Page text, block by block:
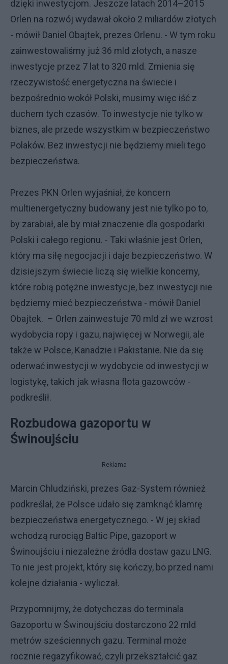
dzięki inwestycjom. Jeszcze latach 2014–2015
Orlen na rozwój wydawał około 2 miliardów złotych
- mówił Daniel Obajtek, prezes Orlenu. - W tym roku
zainwestowaliśmy już 36 mld złotych, a nasze
inwestycje przez 7 lat to 320 mld. Zmienia się
rzeczywistość energetyczna na świecie i
bezpośrednio wokół Polski, musimy więc iść z
duchem tych czasów. To inwestycje nie tylko w
biznes, ale przede wszystkim w bezpieczeństwo
Polaków. Bez inwestycji nie będziemy mieli tego
bezpieczeństwa.
Prezes PKN Orlen wyjaśniał, że koncern
multienergetyczny budowany jest nie tylko po to,
by zarabiał, ale by miał znaczenie dla gospodarki
Polski i całego regionu. - Taki właśnie jest Orlen,
który ma siłę negocjacji i daje bezpieczeństwo. W
dzisiejszym świecie liczą się wielkie koncerny,
które robią potężne inwestycje, bez inwestycji nie
będziemy mieć bezpieczeństwa - mówił Daniel
Obajtek. – Orlen zainwestuje 70 mld zł we wzrost
wydobycia ropy i gazu, najwięcej w Norwegii, ale
także w Polsce, Kanadzie i Pakistanie. Nie da się
oderwać inwestycji w wydobycie od inwestycji w
logistykę, takich jak własna flota gazowców -
podkreślił.
Rozbudowa gazoportu w
Świnoujściu
Reklama
Marcin Chludziński, prezes Gaz-System również
podkreślał, że Polsce udało się zamknąć klamrę
bezpieczeństwa energetycznego. - W jej skład
wchodzą rurociąg Baltic Pipe, gazoport w
Świnoujściu i niezależne źródła dostaw gazu LNG.
To nie jest projekt, który się kończy, bo przed nami
kolejne działania - wyliczał.
Przypomnijmy, że dotychczas do terminala
Gazoportu w Świnoujściu dostarczono 22 mld
metrów sześciennych gazu. Terminal może
rocznie regazyfikować, czyli przekształcić gaz